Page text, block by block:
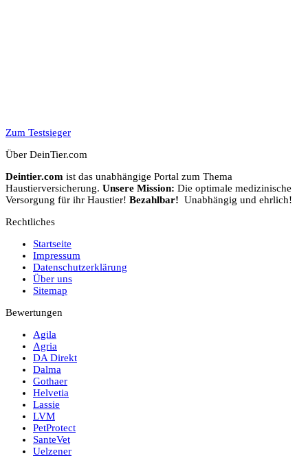
Zum Testsieger
Über DeinTier.com
Deintier.com ist das unabhängige Portal zum Thema
Haustierversicherung. Unsere Mission: Die optimale medizinische
Versorgung für ihr Haustier! Bezahlbar! Unabhängig und ehrlich!
Rechtliches
Startseite
Impressum
Datenschutzerklärung
Über uns
Sitemap
Bewertungen
Agila
Agria
DA Direkt
Dalma
Gothaer
Helvetia
Lassie
LVM
PetProtect
SanteVet
Uelzener